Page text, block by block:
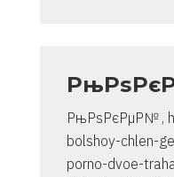
очень
Владимир
РњРѕРєРµР№ ,
bolshoy-chlen-
porno-dvoe-